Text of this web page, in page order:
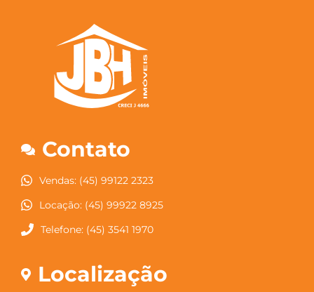
Contato
Vendas: (45) 99122 2323
Locação: (45) 99922 8925
Telefone: (45) 3541 1970
Localização